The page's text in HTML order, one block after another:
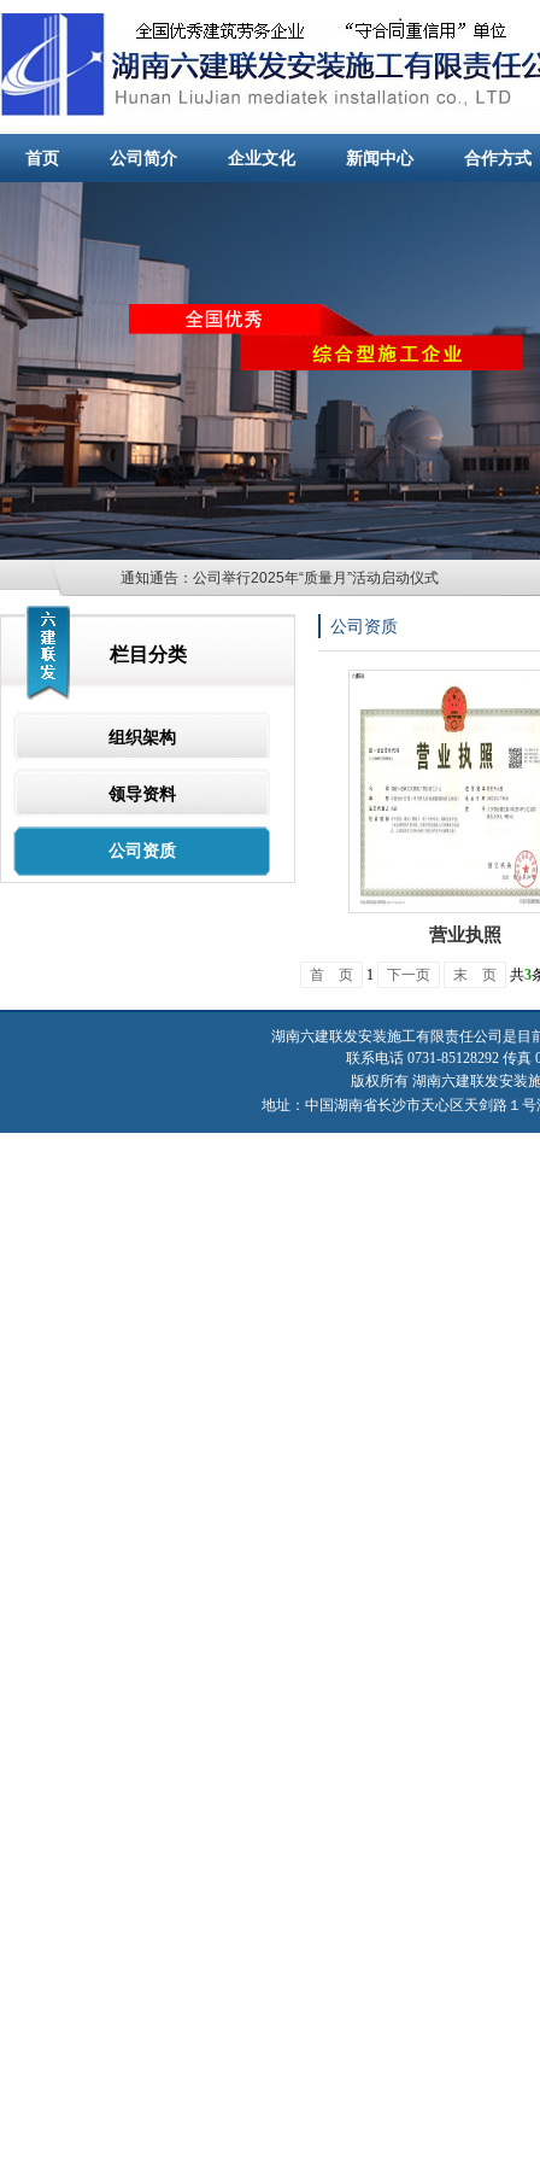
首页 公司简介 企业文化 新闻中心 合作方式
通知通告： 公司举行2025年“质量月”活动启动仪式
栏目分类
组织架构
领导资料
公司资质
公司资质
营业执照
首 页 1 下一页 末 页 共3
湖南六建联发安装施工有限责任公司是
联系电话 0731-85128292 传真
版权所有 湖南六建联发安装
地址：中国湖南省长沙市天心区天剑路１号